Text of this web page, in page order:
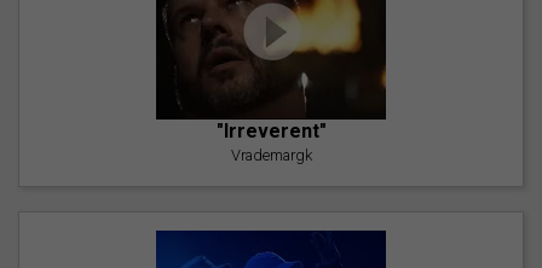
"Irreverent"
Vrademargk